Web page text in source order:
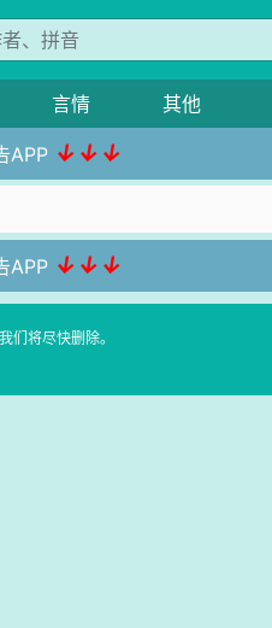
言情 其他
APP ↓↓↓
APP ↓↓↓
们将尽快删除。